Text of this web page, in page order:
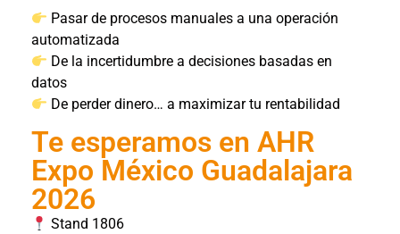
Pasar de procesos manuales a una operación
automatizada
De la incertidumbre a decisiones basadas en
datos
De perder dinero… a maximizar tu rentabilidad
Te esperamos en AHR
Expo México Guadalajara
2026
Stand 1806